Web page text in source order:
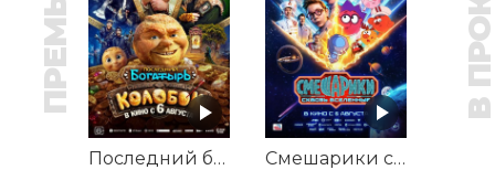
Последний богатырь. Колобок Смешарики сквозь вселенные